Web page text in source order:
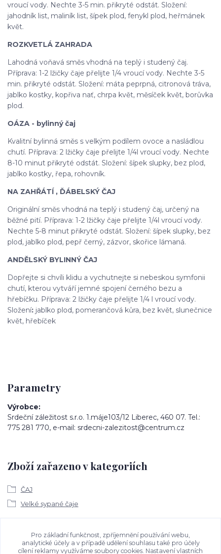
vroucí vody. Nechte 3-5 min. přikryté odstát. Složení:
jahodník list, maliník list, šípek plod, fenykl plod, heřmánek
květ.
ROZKVETLÁ ZAHRADA
Lahodná voňavá směs vhodná na teplý i studený čaj.
Příprava: 1-2 lžičky čaje přelijte 1/4 vroucí vody. Nechte 3-5
min. přikryté odstát. Složení: máta peprpná, citronová tráva,
jablko kostky, kopřiva nať, chrpa květ, měsíček květ, borůvka
plod.
OÁZA - bylinný čaj
Kvalitní bylinná směs s velkým podílem ovoce a nasládlou
chutí. Příprava: 2 lžičky čaje přelijte 1/4l vroucí vody. Nechte
8-10 minut přikryté odstát. Složení: šípek slupky, bez plod,
jablko kostky, řepa, rohovník.
NA ZAHŘÁTÍ , ĎÁBELSKÝ ČAJ
Originální směs vhodná na teplý i studený čaj, určený na
běžné pití. Příprava: 1-2 lžičky čaje přelijte 1/4l vroucí vody.
Nechte 5-8 minut přikryté odstát. Složení: šípek slupky, bez
plod, jablko plod, pepř černý, zázvor, skořice lámaná.
ANDĚLSKÝ BYLINNÝ ČAJ
Dopřejte si chvíli klidu a vychutnejte si nebeskou symfonii
chutí, kterou vytváří jemné spojení černého bezu a
hřebíčku. Příprava: 2 lžičky čaje přelijte 1/4 l vroucí vody.
Složení: jablko plod, pomerančová kůra, bez květ, slunečnice
květ, hřebíček
Parametry
Výrobce
Srdeční záležitost s.r.o. 1.máje103/12 Liberec, 460 07. Tel.:
775 281 770, e-mail: srdecni-zalezitost@centrum.cz
Zboží zařazeno v kategoriích
ČAJ
Velké sypané čaje
Ke stažení
Pro základní funkčnost, zpříjemnění používání webu,
analytické účely a v případě udělení souhlasu také pro účely
cílení reklamy využíváme soubory cookies. Nastavení vlastních